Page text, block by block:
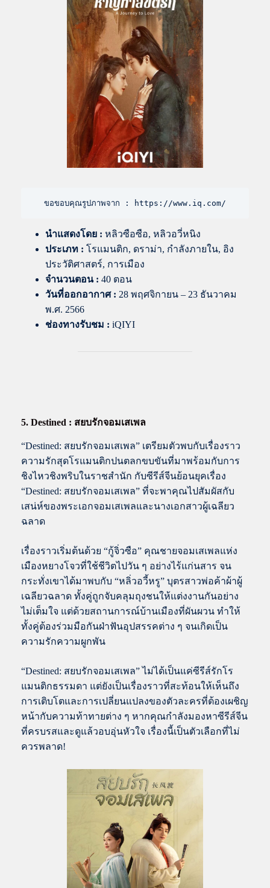
ขอขอบคุณรูปภาพจาก : https://www.iq.com/
นำแสดงโดย : หลิวซือซือ, หลิวอวี่หนิง
ประเภท : โรแมนติก, ดราม่า, กำลังภายใน, อิง
ประวัติศาสตร์, การเมือง
จำนวนตอน : 40 ตอน
วันที่ออกอากาศ : 28 พฤศจิกายน – 23 ธันวาคม
พ.ศ. 2566
ช่องทางรับชม : iQIYI
5. Destined : สยบรักจอมเสเพล
“Destined: สยบรักจอมเสเพล” เตรียมตัวพบกับเรื่องราว
ความรักสุดโรแมนติกปนตลกขบขันที่มาพร้อมกับการ
ชิงไหวชิงพริบในราชสำนัก กับซีรีส์จีนย้อนยุคเรื่อง
“Destined: สยบรักจอมเสเพล” ที่จะพาคุณไปสัมผัสกับ
เสน่ห์ของพระเอกจอมเสเพลและนางเอกสาวผู้เฉลียว
ฉลาด
เรื่องราวเริ่มต้นด้วย “กู้จิ่วซือ” คุณชายจอมเสเพลแห่ง
เมืองหยางโจวที่ใช้ชีวิตไปวัน ๆ อย่างไร้แก่นสาร จน
กระทั่งเขาได้มาพบกับ “หลิ่วอวี้หรู” บุตรสาวพ่อค้าผ้าผู้
เฉลียวฉลาด ทั้งคู่ถูกจับคลุมถุงชนให้แต่งงานกันอย่าง
ไม่เต็มใจ แต่ด้วยสถานการณ์บ้านเมืองที่ผันผวน ทำให้
ทั้งคู่ต้องร่วมมือกันฝ่าฟันอุปสรรคต่าง ๆ จนเกิดเป็น
ความรักความผูกพัน
“Destined: สยบรักจอมเสเพล” ไม่ได้เป็นแค่ซีรีส์รักโร
แมนติกธรรมดา แต่ยังเป็นเรื่องราวที่สะท้อนให้เห็นถึง
การเติบโตและการเปลี่ยนแปลงของตัวละครที่ต้องเผชิญ
หน้ากับความท้าทายต่าง ๆ หากคุณกำลังมองหาซีรีส์จีน
ที่ครบรสและดูแล้วอบอุ่นหัวใจ เรื่องนี้เป็นตัวเลือกที่ไม่
ควรพลาด!